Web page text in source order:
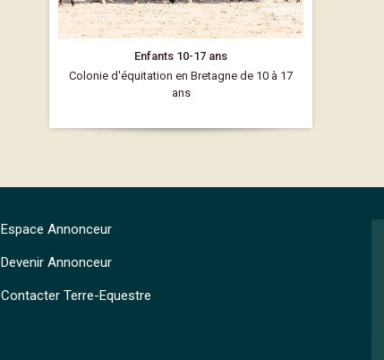
Enfants 10-17 ans
Colonie d'équitation en Bretagne de 10 à 17
ans
Espace Annonceur
Devenir Annonceur
Contacter Terre-Equestre